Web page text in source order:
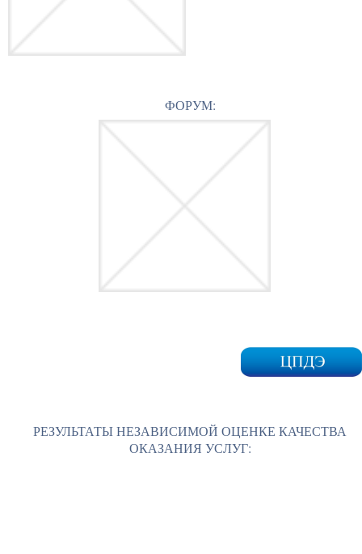
ФОРУМ:
РЕЗУЛЬТАТЫ НЕЗАВИСИМОЙ ОЦЕНКЕ КАЧЕСТВА
ОКАЗАНИЯ УСЛУГ: